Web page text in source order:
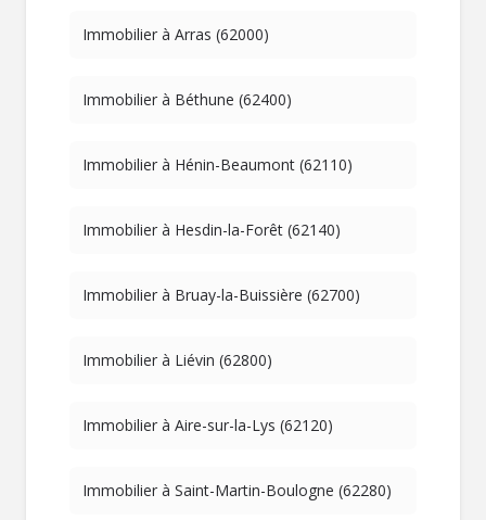
Immobilier à Arras (62000)
Immobilier à Béthune (62400)
Immobilier à Hénin-Beaumont (62110)
Immobilier à Hesdin-la-Forêt (62140)
Immobilier à Bruay-la-Buissière (62700)
Immobilier à Liévin (62800)
Immobilier à Aire-sur-la-Lys (62120)
Immobilier à Saint-Martin-Boulogne (62280)